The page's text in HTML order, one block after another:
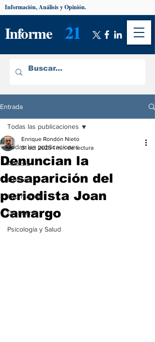
Informe 21
Información, Análisis y Opinión.
Entrada
Todas las publicaciones
Análisis
Opinión
Información
De interés
Psicología y Salud
Todas las publicaciones
Denuncian la
desaparición del
periodista Joan
Camargo
Enrique Rondón Nieto
31 oct 2025 1 min de lectura